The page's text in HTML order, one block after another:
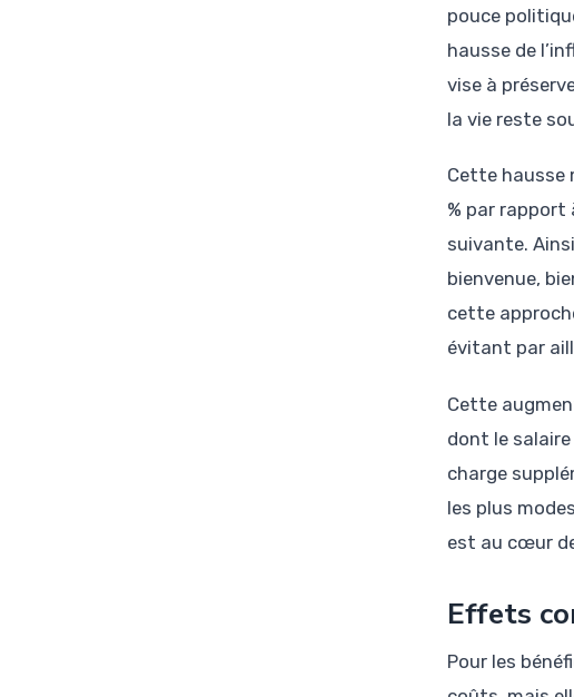
pouce
hausse de
vise à
la vie reste
Cette hausse
% par rapport
suivante.
bienvenue,
cette
évitant par
Cette
dont le
charge
les plus
est au cœur
Effets
Pour les